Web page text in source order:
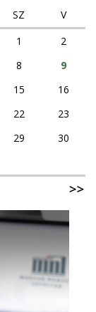
SZ
V
1
2
8
9
15
16
22
23
29
30